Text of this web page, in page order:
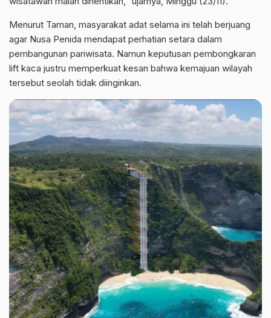
Menurut Taman, masyarakat adat selama ini telah berjuang
agar Nusa Penida mendapat perhatian setara dalam
pembangunan pariwisata. Namun keputusan pembongkaran
lift kaca justru memperkuat kesan bahwa kemajuan wilayah
tersebut seolah tidak diinginkan.